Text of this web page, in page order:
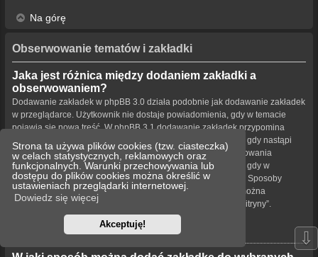
Strona ta używa plików cookies (tzw. ciasteczka)
w celach statystycznych, reklamowych oraz
funkcjonalnych. Warunki przechowywania lub
dostępu do plików cookies można określić w
ustawieniach przeglądarki internetowej.
Dowiedz się więcej
Akceptuję!
Na górę
Obserwowanie tematów i zakładki
Jaka jest różnica między dodaniem zakładki a
obserwowaniem?
Dodawanie zakładek w phpBB 3.0 działa podobnie jak dodawanie zakładek
w przeglądarce. Użytkownik nie dostaje powiadomienia, gdy w temacie
pojawia się nowa treść. W phpBB 3.1 dodawanie zakładek przypomina
obserwowanie tematu. Użytkownik może być powiadamiany, gdy nastąpi
aktualizacja tematu oznaczonego zakładką. Funkcja obserwowania
powiadamia użytkownika – w wybrany przez niego sposób – gdy w
obserwowanym temacie bądź forum pojawiła się nowa treść. Sposoby
powiadamiania dla zakładek i obserwowanych elementów można
konfigurować w panelu użytkownika na karcie „Ustawienia witryny”.
⇩